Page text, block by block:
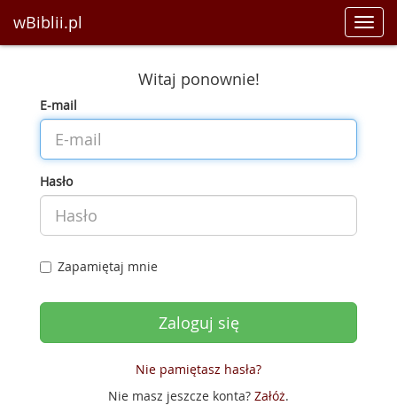
wBiblii.pl
Witaj ponownie!
E-mail
Hasło
Zapamiętaj mnie
Nie pamiętasz hasła?
Nie masz jeszcze konta? Załóż.